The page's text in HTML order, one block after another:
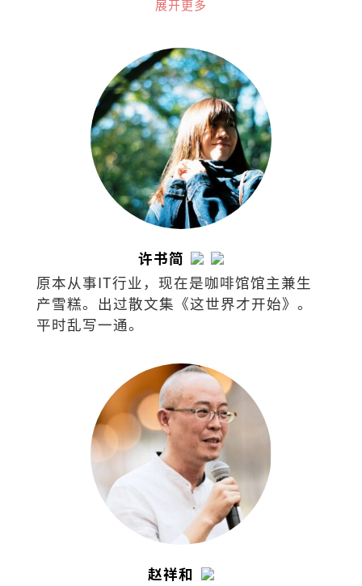
展开更多
许书简
原本从事IT行业，现在是咖啡馆馆主兼生
产雪糕。出过散文集《这世界才开始》。
平时乱写一通。
赵祥和